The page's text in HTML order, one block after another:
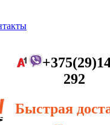
292
Быстрая